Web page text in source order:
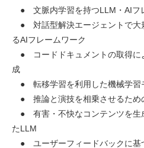
● 文脈内学習を持つLLM・AIフ
● 対話型解決エージェントで大
るAIフレームワーク
● コードドキュメントの取得に
成
● 転移学習を利用した機械学習
● 推論と演技を相乗させるため
● 有害・不快なコンテンツを生
たLLM
● ユーザーフィードバックに基